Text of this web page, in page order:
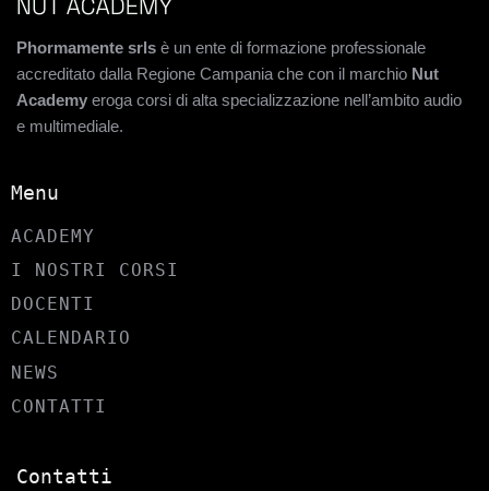
Phormamente srls è un ente di formazione professionale
accreditato dalla Regione Campania che con il marchio Nut
Academy eroga corsi di alta specializzazione nell’ambito audio
e multimediale.
Menu
ACADEMY
I NOSTRI CORSI
DOCENTI
CALENDARIO
NEWS
CONTATTI
Contatti